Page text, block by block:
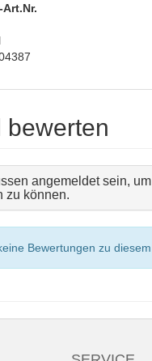
bewerten
angemeldet sein,
zu können.
Bewertungen zu diesem